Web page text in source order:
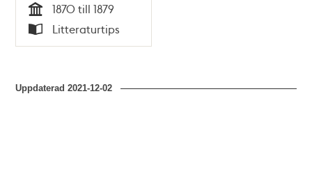
Tid
1870 till 1879
Typ
Litteraturtips
Uppdaterad2021-12-02